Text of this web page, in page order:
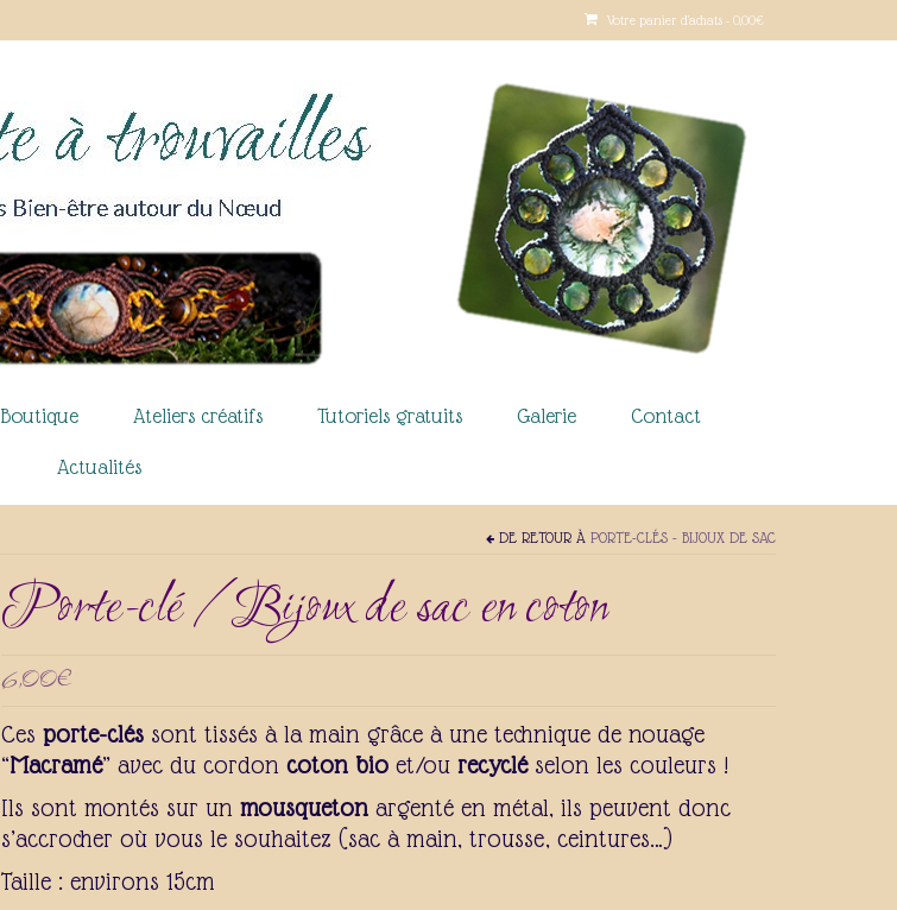
Votre panier d'achats - 0,00€
Boutique Ateliers créatifs Tutoriels gratuits Galerie Contact
Actualités
DE RETOUR À PORTE-CLÉS - BIJOUX DE SAC
Porte-clé / Bijoux de sac en coton
6,00€
Ces porte-cléssont tissés à la main grâce à une technique de nouage
“Macramé” avec du cordon coton bioet/ou recycléselon les couleurs !
Ils sont montés sur un mousquetonargenté en métal, ils peuvent donc
s’accrocher où vous le souhaitez (sac à main, trousse, ceintures…)
Taille : environs 15cm